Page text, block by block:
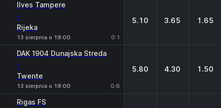
Ilves Tampere
-
Rijeka
13 sierpnia o 19:00 0:1
5.10 3.65 1.65
DAK 1904 Dunajska Streda
-
Twente
13 sierpnia o 19:00 0:6
5.80 4.30 1.50
Rigas FS